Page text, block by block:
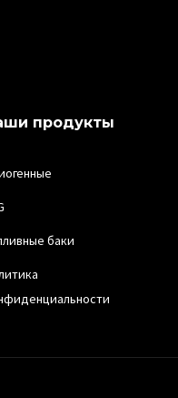
продукты
баки